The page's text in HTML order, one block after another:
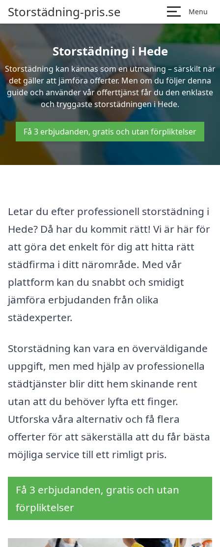
Storstädning-pris.se Menu
Storstädning i Hede
Storstädning kan kännas som en utmaning – särskilt när
det gäller att jämföra offerter. Men om du följer denna
guide och använder vår offerttjänst får du den enklaste
och tryggaste storstädningen i Hede.
Få 3 erbjudanden, gratis och utan förpliktelser
Letar du efter professionell storstädning i
Hede? Då har du kommit rätt! Vi är här för
att göra det enkelt för dig att hitta rätt
städfirma i ditt närområde. Med vår
plattform kan du snabbt och smidigt
jämföra erbjudanden från olika
städexperter.
Storstädning kan vara en överväldigande
uppgift, men med hjälp av professionella
städtjänster blir ditt hem skinande rent
utan att du behöver lyfta ett finger.
Utforska våra alternativ och få flera
offerter för att säkerställa att du får bästa
möjliga service till ett rimligt pris.
Få 3 erbjudanden, gratis och utan
förpliktelser